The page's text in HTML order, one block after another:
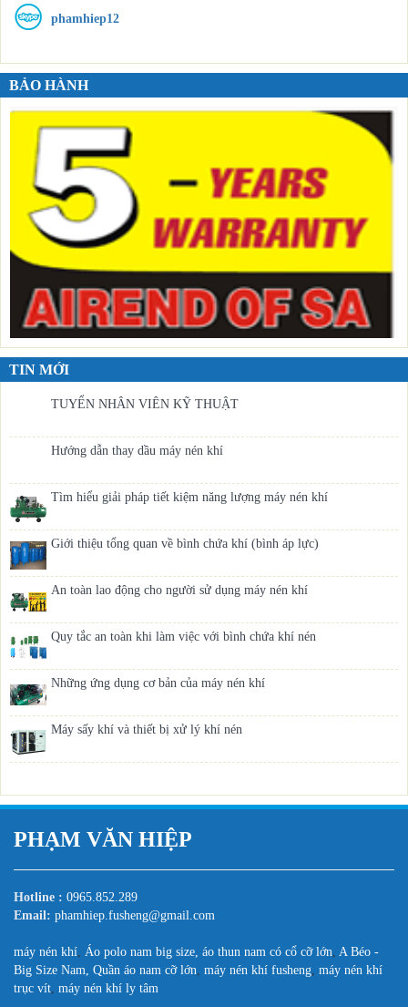
phamhiep12
BẢO HÀNH
TIN MỚI
TUYỂN NHÂN VIÊN KỸ THUẬT
Hướng dẫn thay dầu máy nén khí
Tìm hiểu giải pháp tiết kiệm năng lượng máy nén khí
Giới thiệu tổng quan về bình chứa khí (bình áp lực)
An toàn lao động cho người sử dụng máy nén khí
Quy tắc an toàn khi làm việc với bình chứa khí nén
Những ứng dụng cơ bản của máy nén khí
Máy sấy khí và thiết bị xử lý khí nén
PHẠM VĂN HIỆP
Hotline : 0965.852.289
Email: phamhiep.fusheng@gmail.com
máy nén khí Áo polo nam big size, áo thun nam có cổ cỡ lớn A Béo -
Big Size Nam, Quần áo nam cỡ lớn máy nén khí fusheng máy nén khí
trục vít máy nén khí ly tâm